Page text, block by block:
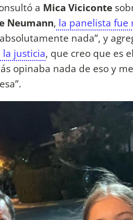
a Mica Viciconte
Neumann, la panelista fue
nada”, y
la justicia, que creo que es
opinaba nada de eso y